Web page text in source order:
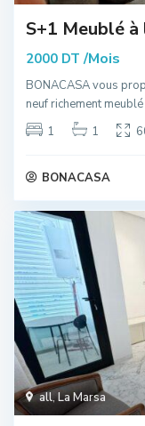
S+1 Meublé
2000 DT /Mois
BONACASA vous
neuf richement
1
1
BONACASA
all,La Marsa